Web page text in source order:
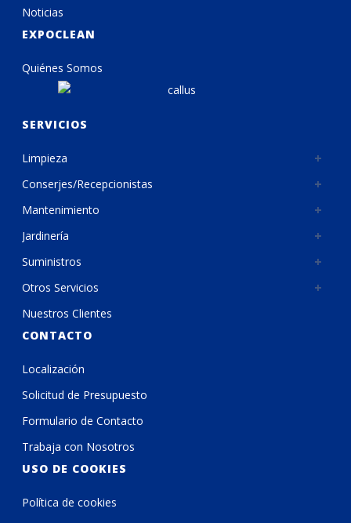
Noticias
EXPOCLEAN
Quiénes Somos
SERVICIOS
Limpieza
Conserjes/Recepcionistas
Mantenimiento
Jardinería
Suministros
Otros Servicios
Nuestros Clientes
CONTACTO
Localización
Solicitud de Presupuesto
Formulario de Contacto
Trabaja con Nosotros
USO DE COOKIES
Política de cookies